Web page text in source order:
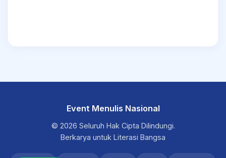
Event Menulis Nasional
© 2026 Seluruh Hak Cipta Dilindungi.
Berkarya untuk Literasi Bangsa